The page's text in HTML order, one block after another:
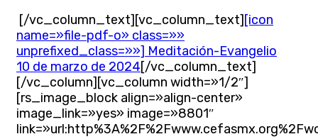
[/vc_column_text][vc_column_text] [icon
name=»file-pdf-o» class=»»
unprefixed_class=»»] Meditación-Evangelio
10 de marzo de 2024[/vc_column_text]
[/vc_column][vc_column width=»1/2″]
[rs_image_block align=»align-center»
image_link=»yes» image=»8801″